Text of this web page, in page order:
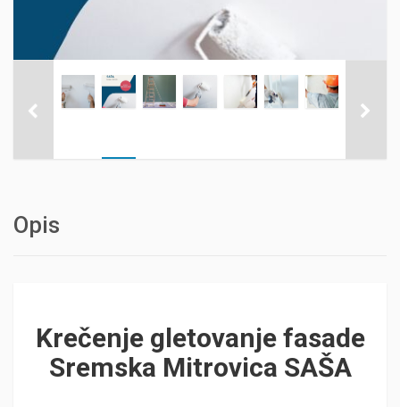
Opis
Krečenje gletovanje fasade
Sremska Mitrovica SAŠA